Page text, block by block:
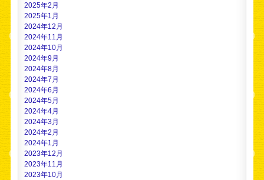
2025年2月
2025年1月
2024年12月
2024年11月
2024年10月
2024年9月
2024年8月
2024年7月
2024年6月
2024年5月
2024年4月
2024年3月
2024年2月
2024年1月
2023年12月
2023年11月
2023年10月